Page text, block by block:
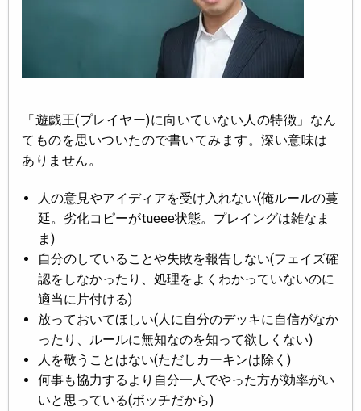
「遊戯王(プレイヤー)に向いていない人の特徴」なん
てものを思いついたので書いてみます。深い意味は
ありません。
人の意見やアイディアを受け入れない(俺ルールの蔓
延。劣化コピーがtueee状態。プレイングは雑なま
ま)
自分のしていることや失敗を報告しない(フェイズ確
認をしなかったり、処理をよくわかっていないのに
適当に片付ける)
放っておいてほしい(人に自分のデッキに自信がなか
ったり、ルールに無知なのを知って欲しくない)
人を敬うことはない(ただしカーキンは除く)
何事も協力するより自分一人でやった方が効率がい
いと思っている(ボッチだから)